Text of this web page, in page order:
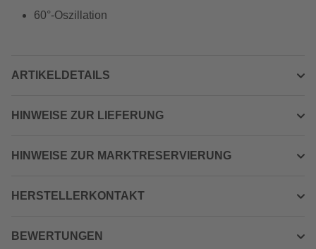
60°-Oszillation
ARTIKELDETAILS
HINWEISE ZUR LIEFERUNG
HINWEISE ZUR MARKTRESERVIERUNG
HERSTELLERKONTAKT
BEWERTUNGEN